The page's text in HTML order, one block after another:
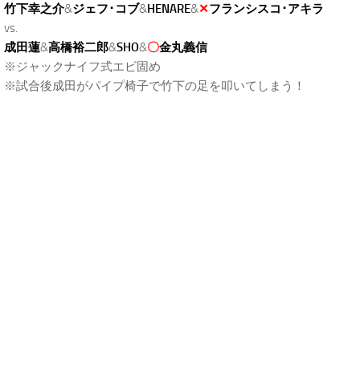
竹下幸之介&ジェフ･コブ&HENARE&✕フランシスコ･アキラ
vs.
成田蓮&高橋裕二郎&SHO&〇金丸義信
※ジャックナイフ式エビ固め
※試合後成田がパイプ椅子で竹下の足を叩いてしまう！